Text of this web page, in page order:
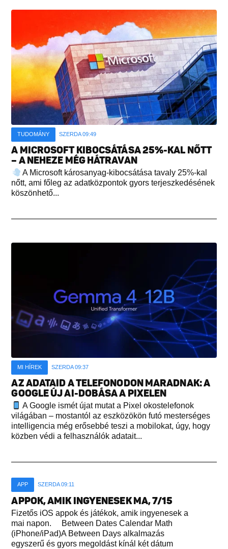
TUDOMÁNY SZERDA 09:49
A MICROSOFT KIBOCSÁTÁSA 25%-KAL NŐTT
– A NEHEZE MÉG HÁTRAVAN
A Microsoft károsanyag-kibocsátása tavaly 25%-kal
nőtt, ami főleg az adatközpontok gyors terjeszkedésének
köszönhető...
MI HÍREK SZERDA 09:37
AZ ADATAID A TELEFONODON MARADNAK: A
GOOGLE ÚJ AI-DOBÁSA A PIXELEN
A Google ismét újat mutat a Pixel okostelefonok
világában – mostantól az eszközökön futó mesterséges
intelligencia még erősebbé teszi a mobilokat, úgy, hogy
közben védi a felhasználók adatait...
APP SZERDA 09:11
APPOK, AMIK INGYENESEK MA, 7/15
Fizetős iOS appok és játékok, amik ingyenesek a
mai napon. Between Dates Calendar Math
(iPhone/iPad)A Between Days alkalmazás
egyszerű és gyors megoldást kínál két dátum